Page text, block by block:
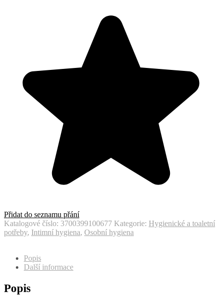
Přidat do seznamu přání
Katalogové číslo: 3700399100677 Kategorie: Hygienické a toaletní
potřeby, Intimní hygiena, Osobní hygiena
Popis
Další informace
Popis